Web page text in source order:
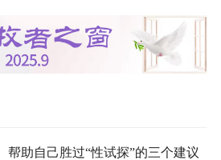
帮助自己胜过“性试探”的三个建议